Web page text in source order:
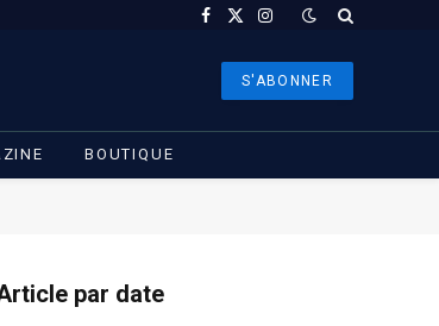
Facebook
X
Instagram
S'ABONNER
BOUTIQUE
par date